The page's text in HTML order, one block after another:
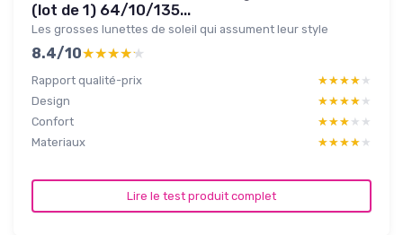
(lot de 1) 64/10/135...
Les grosses lunettes de soleil qui assument leur style
8.4/10★★★★★
★★★★★
Rapport qualité-prix ★★★★★
★★★★★
Design
★★★★★
★★★★★
Confort
★★★★★
★★★★★
Materiaux
★★★★★
★★★★★
Lire le test produit complet